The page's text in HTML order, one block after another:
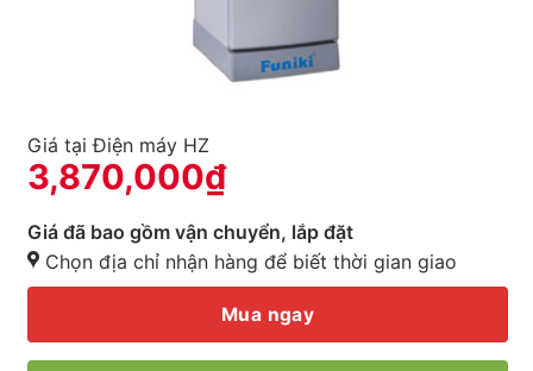
Giá tại Điện máy HZ
3,870,000₫
Giá đã bao gồm vận chuyển, lắp đặt
Chọn địa chỉ nhận hàng để biết thời gian giao
Mua ngay